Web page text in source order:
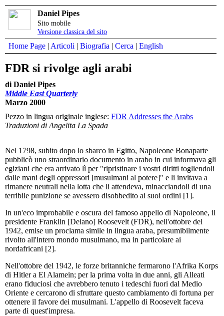
Daniel Pipes
Sito mobile
Versione classica del sito
Home Page | Articoli | Biografia | Cerca | English
FDR si rivolge agli arabi
di Daniel Pipes
Middle East Quarterly
Marzo 2000
Pezzo in lingua originale inglese: FDR Addresses the Arabs
Traduzioni di Angelita La Spada
Nel 1798, subito dopo lo sbarco in Egitto, Napoleone Bonaparte
pubblicò uno straordinario documento in arabo in cui informava gli
egiziani che era arrivato lì per "ripristinare i vostri diritti togliendoli
dalle mani degli oppressori [musulmani al potere]" e li invitava a
rimanere neutrali nella lotta che li attendeva, minacciandoli di una
terribile punizione se avessero disobbedito ai suoi ordini [1].
In un'eco improbabile e oscura del famoso appello di Napoleone, il
presidente Franklin [Delano] Roosevelt (FDR), nell'ottobre del
1942, emise un proclama simile in lingua araba, presumibilmente
rivolto all'intero mondo musulmano, ma in particolare ai
nordafricani [2].
Nell'ottobre del 1942, le forze britanniche fermarono l'Afrika Korps
di Hitler a El Alamein; per la prima volta in due anni, gli Alleati
erano fiduciosi che avrebbero tenuto i tedeschi fuori dal Medio
Oriente e cercarono di sfruttare questo cambiamento di fortuna per
ottenere il favore dei musulmani. L'appello di Roosevelt faceva
parte di quest'impresa.